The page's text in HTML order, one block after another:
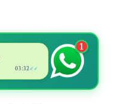
03:32✓✓
1